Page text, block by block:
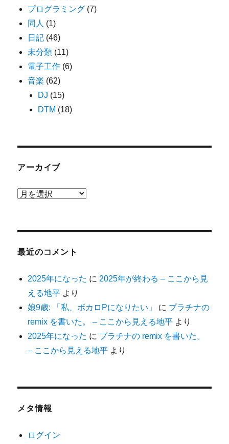
プログラミング (7)
同人 (1)
日記 (46)
未分類 (11)
電子工作 (6)
音楽 (62)
DJ (15)
DTM (18)
アーカイブ
ア
ブ
最近のコメント
2025年になった に2025年が終わる – ここから見
える地平 より
娘9歳: 「私、ボカロPになりたい」
に プラチナの
remix を書いた。 – ここから見える地平 より
2025年になった に プラチナの remix を書いた。
– ここから見える地平 より
メタ情報
ログイン